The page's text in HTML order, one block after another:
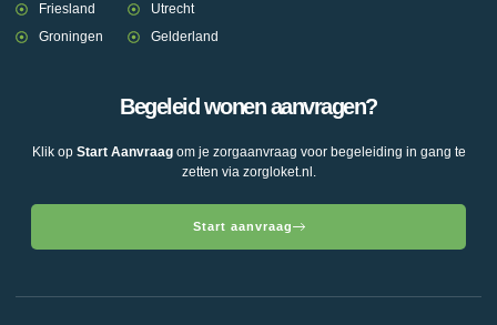
Friesland
Groningen
Utrecht
Gelderland
Begeleid wonen aanvragen?
Klik op Start Aanvraagom je zorgaanvraag voor begeleiding in gang te
zetten via zorgloket.nl.
Start aanvraag